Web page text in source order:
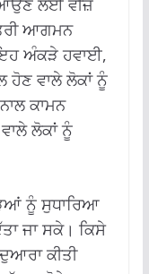
ਆਗਮਨ
ਅੰਕੜੇ ਹਵਾਈ,
ਹੋਣ ਵਾਲੇ ਲੋਕਾਂ ਨੂੰ
ਕਾਮਨ
ਲੋਕਾਂ ਨੂੰ
ਨੂੰ ਸੁਧਾਰਿਆ
ਜਾ ਸਕੇ। ਕਿਸੇ
ਕੀਤੀ